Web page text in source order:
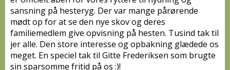
sansning på hesteryg. Der var mange pårørende
mødt op for at se den nye skov og deres
familiemedlem give opvisning på hesten. Tusind tak til
jer alle. Den store interesse og opbakning glædede os
meget. En speciel tak til Gitte Frederiksen som brugte
sin sparsomme fritid på os :)!